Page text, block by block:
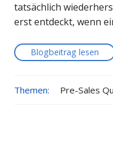
tatsächlich
erst entdeckt, wenn
Blogbeitrag lesen
Themen: Pre-Sales